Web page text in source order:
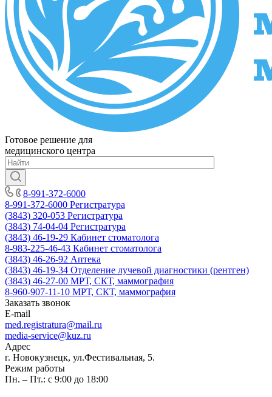
Готовое решение для
медицинского центра
8-991-372-6000
8-991-372-6000 Регистратура
(3843) 320-053 Регистратура
(3843) 74-04-04 Регистратура
(3843) 46-19-29 Кабинет стоматолога
8-983-225-46-43 Кабинет стоматолога
(3843) 46-26-92 Аптека
(3843) 46-19-34 Отделение лучевой диагностики (рентген)
(3843) 46-27-00 МРТ, СКТ, маммография
8-960-907-11-10 МРТ, СКТ, маммография
Заказать звонок
E-mail
med.registratura@mail.ru
media-service@kuz.ru
Адрес
г. Новокузнецк, ул.Фестивальная, 5.
Режим работы
Пн. – Пт.: с 9:00 до 18:00